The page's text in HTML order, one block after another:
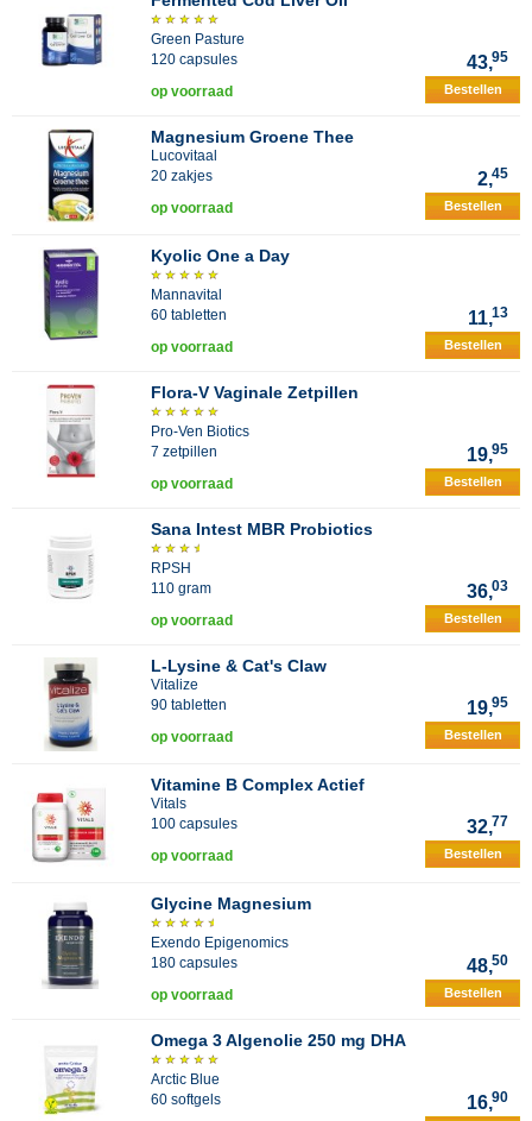
Green Pasture
120 capsules
43,95
op voorraad Bestellen
Magnesium Groene Thee
Lucovitaal
20 zakjes
2,45
op voorraad Bestellen
Kyolic One a Day
Mannavital
60 tabletten
11,13
op voorraad Bestellen
Flora-V Vaginale Zetpillen
Pro-Ven Biotics
7 zetpillen
19,95
op voorraad Bestellen
Sana Intest MBR Probiotics
RPSH
110 gram
36,03
op voorraad Bestellen
L-Lysine & Cat's Claw
Vitalize
90 tabletten
19,95
op voorraad Bestellen
Vitamine B Complex Actief
Vitals
100 capsules
32,77
op voorraad Bestellen
Glycine Magnesium
Exendo Epigenomics
180 capsules
48,50
op voorraad Bestellen
Omega 3 Algenolie 250 mg DHA
Arctic Blue
60 softgels
16,90